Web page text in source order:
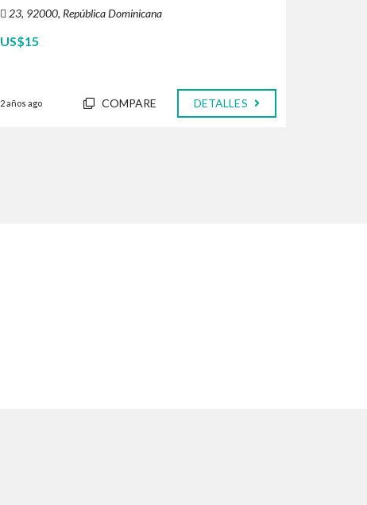
23, 92000, República Dominicana
US$15
2 años ago COMPARE DETALLES